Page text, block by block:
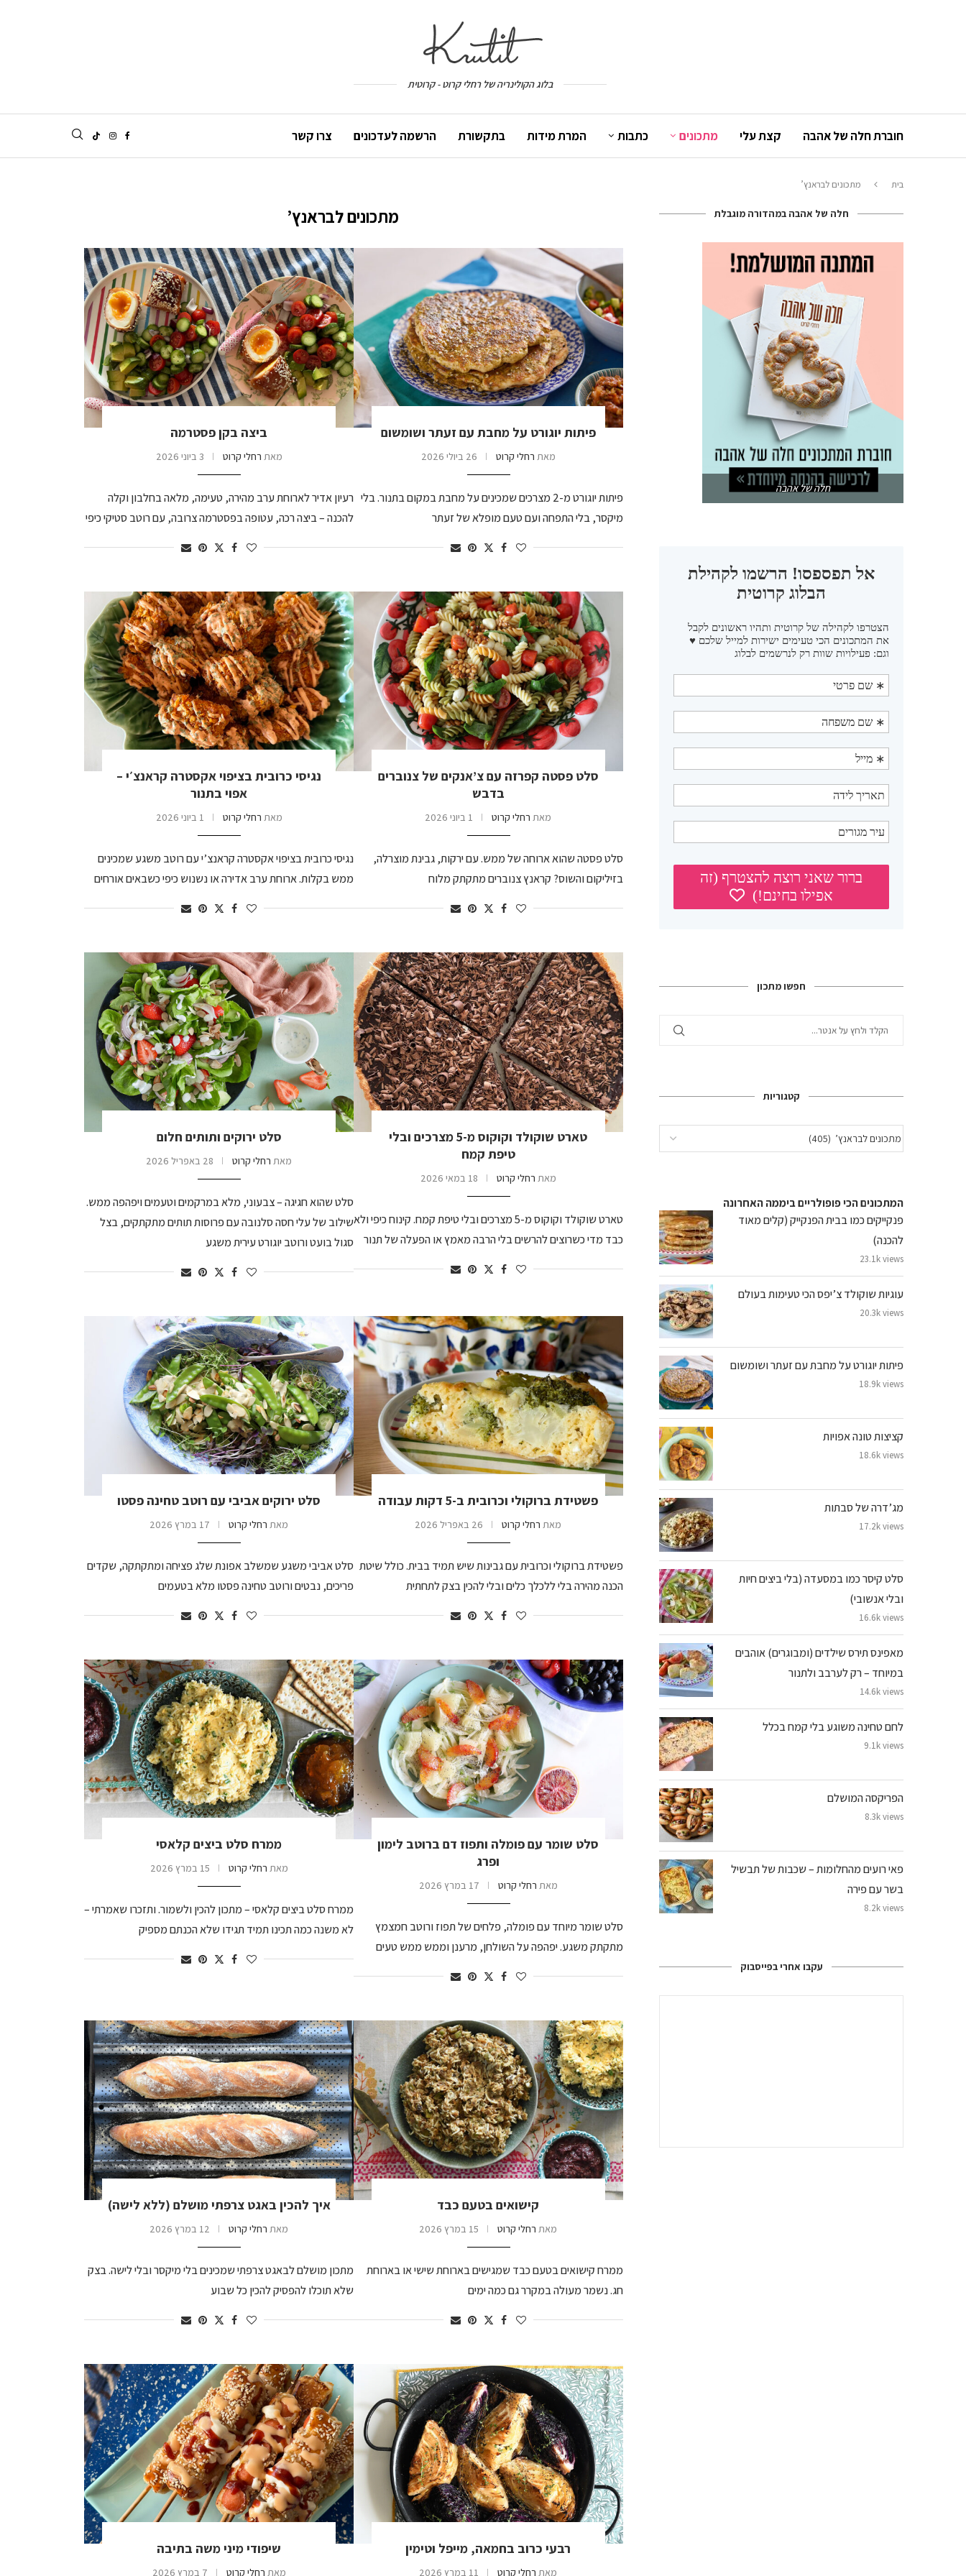
בלוג הקולינריה של רחלי קרוט - קרוטית
חוברת חלה של אהבה קצת עלי מתכונים כתבות המרת מידות בתקשורת הרשמה לעדכונים צרו קשר
בית מתכונים לבראנץ’
מתכונים לבראנץ’
פיתות יוגורט על מחבת עם זעתר ושומשום
מאת רחלי קרוט 26 ביולי 2026
פיתות יוגורט מ-2 מצרכים שמכינים על מחבת במקום בתנור. בלי
מיקסר, בלי התפחה ועם טעם מופלא של זעתר
ביצה בקן פסטרמה
מאת רחלי קרוט 3 ביוני 2026
רעיון אדיר לארוחת ערב מהירה, טעימה, מלאה בחלבון וקלה
להכנה – ביצה רכה, עטופה בפסטרמה צרובה, עם רוטב סטיקי כיפי
סלט פסטה קפרזה עם צ’אנקים של צנוברים
בדבש
מאת רחלי קרוט 1 ביוני 2026
סלט פסטה שהוא ארוחה של ממש. עם ירקות, גבינת מוצרלה,
בזיליקום והשוס? קראנץ צנוברים מתקתק מלוח
נגיסי כרובית בציפוי אקסטרה קראנצ׳י –
אפוי בתנור
מאת רחלי קרוט 1 ביוני 2026
נגיסי כרובית בציפוי אקסטרה קראנצ’י עם רוטב משגע שמכינים
ממש בקלות. ארוחת ערב אדירה או נשנוש כיפי כשבאים אורחים
טארט שוקולד וקוקוס מ-5 מצרכים ובלי
טיפת קמח
מאת רחלי קרוט 18 במאי 2026
טארט שוקולד וקוקוס מ-5 מצרכים ובלי טיפת קמח. קינוח כיפי ולא
כבד מדי כשרוצים להרשים בלי הרבה מאמץ או הפעלה של תנור
סלט ירוקים ותותים חלום
מאת רחלי קרוט 28 באפריל 2026
סלט שהוא חגיגה – צבעוני, מלא במרקמים וטעמים ויפהפה ממש.
שילוב של עלי חסה סלנובה עם פרוסות תותים מתקתקים, בצל
סגול בועט ורוטב יוגורט עירית משגע
פשטידת ברוקולי וכרובית ב-5 דקות עבודה
מאת רחלי קרוט 26 באפריל 2026
פשטידת ברוקולי וכרובית עם גבינות שיש תמיד בבית. כולל שיטת
הכנה מהירה בלי ללכלך כלים ובלי להכין בצק לתחתית
סלט ירוקים אביבי עם רוטב טחינה פסטו
מאת רחלי קרוט 17 במרץ 2026
סלט אביבי משגע שמשלב אפונת שלג פציחה ומתקתקה, שקדים
פריכים, נבטים ורוטב טחינה פסטו מלא בטעמים
סלט שומר עם פומלה ותפוז דם ברוטב לימון
ופרג
מאת רחלי קרוט 17 במרץ 2026
סלט שומר מיוחד עם פומלה, פלחים של תפוז ורוטב חמצמץ
מתקתק משגע. יפהפה על השולחן, מרענן וממש ממש טעים
ממרח סלט ביצים קלאסי
מאת רחלי קרוט 15 במרץ 2026
ממרח סלט ביצים קלאסי – מתכון להכין ולשמור. ותזכרו שאמרתי –
לא משנה כמה תכינו תמיד תגידו שלא הכנתם מספיק
קישואים בטעם כבד
מאת רחלי קרוט 15 במרץ 2026
ממרח קישואים בטעם כבד שמגישים בארוחת שישי או בארוחת
חג. נשמר מעולה במקרר גם כמה ימים
איך להכין באגט צרפתי מושלם (ללא לישה)
מאת רחלי קרוט 12 במרץ 2026
מתכון מושלם לבאגט צרפתי שמכינים בלי מיקסר ובלי לישה. בצק
שלא תוכלו להפסיק להכין כל שבוע
רבעי כרוב בחמאה, מייפל וטימין
מאת רחלי קרוט 11 במרץ 2026
שיפודי מיני משה בתיבה
מאת רחלי קרוט 7 במרץ 2026
חלה של אהבה במהדורה מוגבלת
חלה של אהבה
חפשו מתכון
קטגוריות
המתכונים הכי פופולריים ביממה האחרונה
פנקייקים כמו בבית הפנקייק (קלים מאוד
להכנה)
23.1k views
עוגיות שוקולד צ’יפס הכי טעימות בעולם
20.3k views
פיתות יוגורט על מחבת עם זעתר ושומשום
18.9k views
קציצות טונה אפויות
18.6k views
מג’דרה של סבתות
17.2k views
סלט קיסר כמו במסעדה (בלי ביצים חיות
ובלי אנשובי)
16.6k views
מאפינס תירס שילדים (ומבוגרים) אוהבים
במיוחד – רק לערבב ולתנור
14.6k views
לחם טחינה משוגע בלי קמח בכלל
9.1k views
הפריקסה המושלם
8.3k views
פאי רועים מהחלומות – שכבות של תבשיל
בשר עם פירה
8.2k views
עקבו אחרי בפייסבוק